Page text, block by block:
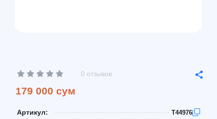
0 отзывов
179 000 сум
Артикул: T44976